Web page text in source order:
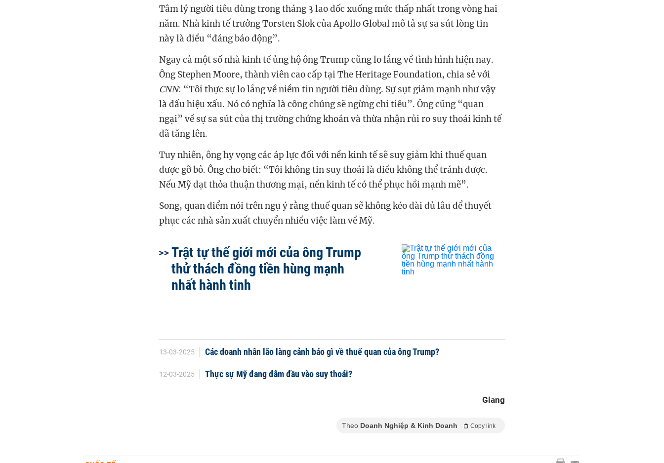
Tâm lý người tiêu dùng trong tháng 3 lao dốc xuống mức thấp nhất trong vòng hai
năm. Nhà kinh tế trưởng Torsten Slok của Apollo Global mô tả sự sa sút lòng tin
này là điều “đáng báo động”.
Ngay cả một số nhà kinh tế ủng hộ ông Trump cũng lo lắng về tình hình hiện nay.
Ông Stephen Moore, thành viên cao cấp tại The Heritage Foundation, chia sẻ với
CNN: “Tôi thực sự lo lắng về niềm tin người tiêu dùng. Sự sụt giảm mạnh như vậy
là dấu hiệu xấu. Nó có nghĩa là công chúng sẽ ngừng chi tiêu”. Ông cũng “quan
ngại” về sự sa sút của thị trường chứng khoán và thừa nhận rủi ro suy thoái kinh tế
đã tăng lên.
Tuy nhiên, ông hy vọng các áp lực đối với nền kinh tế sẽ suy giảm khi thuế quan
được gỡ bỏ. Ông cho biết: “Tôi không tin suy thoái là điều không thể tránh được.
Nếu Mỹ đạt thỏa thuận thương mại, nền kinh tế có thể phục hồi mạnh mẽ”.
Song, quan điểm nói trên ngụ ý rằng thuế quan sẽ không kéo dài đủ lâu để thuyết
phục các nhà sản xuất chuyển nhiều việc làm về Mỹ.
Trật tự thế giới mới của ông Trump
thử thách đồng tiền hùng mạnh
nhất hành tinh
13-03-2025 Các doanh nhân lão làng cảnh báo gì về thuế quan của ông Trump?
12-03-2025 Thực sự Mỹ đang đâm đầu vào suy thoái?
Giang
Theo Doanh Nghiệp & Kinh Doanh Copy link